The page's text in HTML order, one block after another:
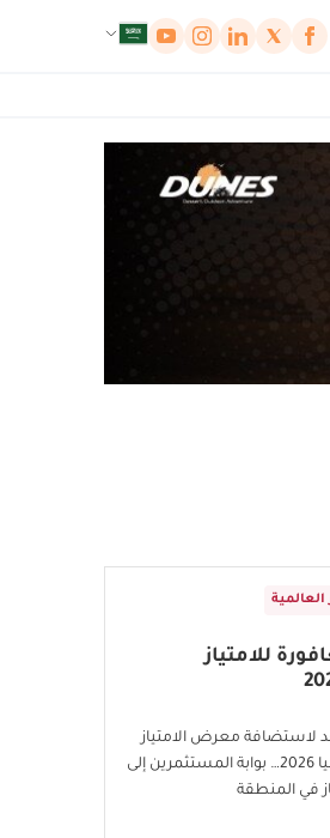
العالمية
للامتياز
لاستضافة معرض الامتياز
والترخيص في آسيا 2026… بوابة المستثمرين إلى
في المنطقة
لوحة إدارة ملفات تعريف الارتباط